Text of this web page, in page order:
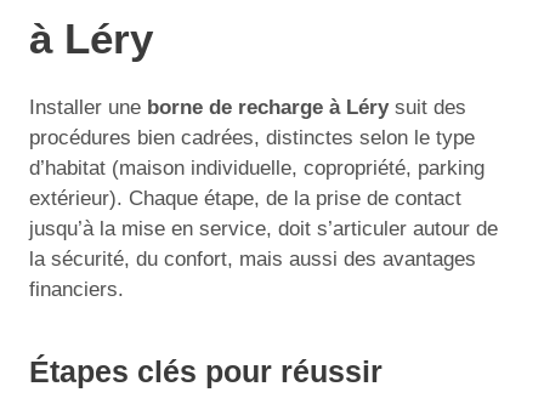
à Léry
Installer une borne de recharge à Lérysuit des
procédures bien cadrées, distinctes selon le type
d’habitat (maison individuelle, copropriété, parking
extérieur). Chaque étape, de la prise de contact
jusqu’à la mise en service, doit s’articuler autour de
la sécurité, du confort, mais aussi des avantages
financiers.
Étapes clés pour réussir